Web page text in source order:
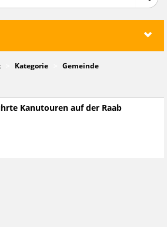
Kategorie
Gemeinde
Kanutouren auf der Raab